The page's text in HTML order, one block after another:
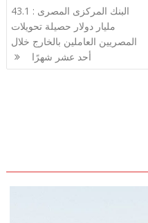
البنك المركزى المصرى : 43.1
مليار دولار حصيلة تحويلات
المصريين العاملين بالخارج خلال
أحد عشر شهرًا